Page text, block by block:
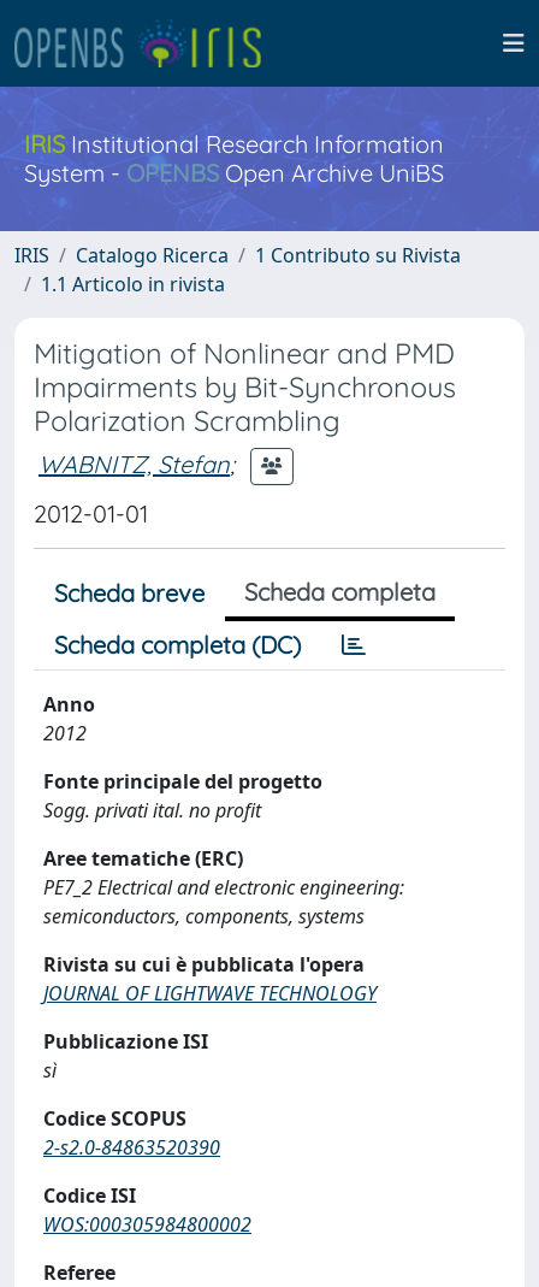
IRISInstitutional Research Information
System - OPENBS Open Archive UniBS
IRIS Catalogo Ricerca
1 Contributo su Rivista
1.1 Articolo in rivista
Mitigation of Nonlinear and PMD
Impairments by Bit-Synchronous
Polarization Scrambling
WABNITZ, Stefan;
2012-01-01
Scheda breve
Scheda completa
Scheda completa (DC)
Anno
2012
Fonte principale del progetto
Sogg. privati ital. no profit
Aree tematiche (ERC)
PE7_2 Electrical and electronic engineering:
semiconductors, components, systems
Rivista su cui è pubblicata l'opera
JOURNAL OF LIGHTWAVE TECHNOLOGY
Pubblicazione ISI
sì
Codice SCOPUS
2-s2.0-84863520390
Codice ISI
WOS:000305984800002
Referee